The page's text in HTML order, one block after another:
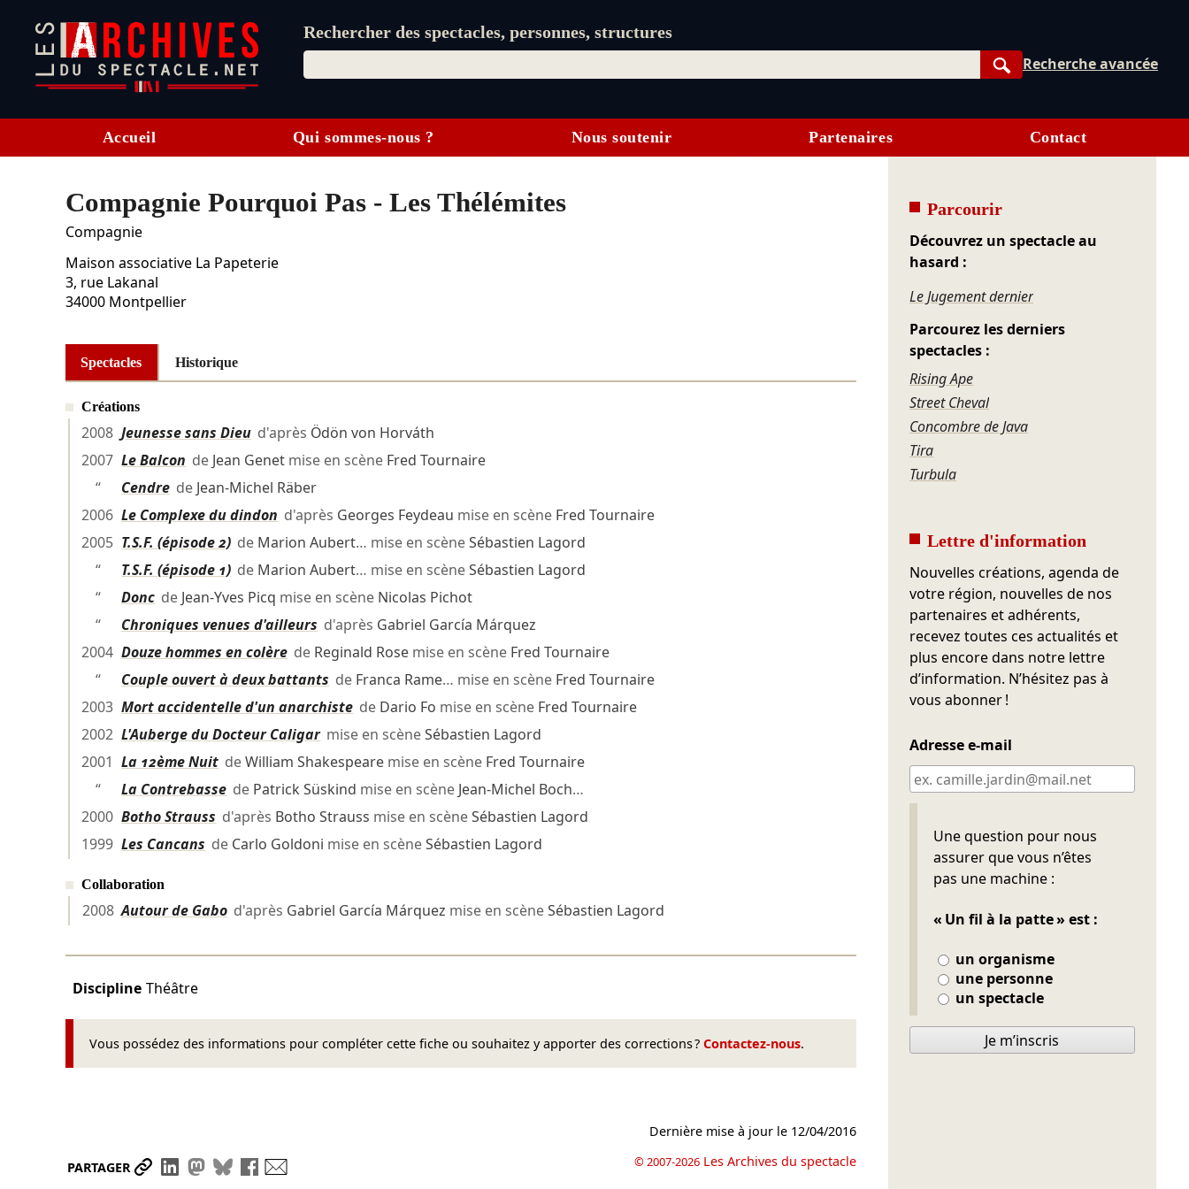
Rechercher des spectacles, personnes, structures
Rechercher
Recherche avancée
Accueil Qui sommes-nous ? Nous soutenir Partenaires Contact
Compagnie Pourquoi Pas - Les Thélémites
Compagnie
Maison associative La Papeterie
3, rue Lakanal
34000 Montpellier
Spectacles Historique
Créations
2008 Jeunesse sans Dieu d'après Ödön von Horváth
2007 Le Balcon de Jean Genet mise en scène Fred Tournaire
“
Cendre de Jean-Michel Räber
2006 Le Complexe du dindon d'après Georges Feydeau mise en scène Fred Tournaire
2005 T.S.F. (épisode 2) de Marion Aubert… mise en scèneSébastien Lagord
“
T.S.F. (épisode 1) de Marion Aubert… mise en scèneSébastien Lagord
“
Donc de Jean-Yves Picq mise en scène Nicolas Pichot
“
Chroniques venues d'ailleurs d'après Gabriel García Márquez
2004 Douze hommes en colère de Reginald Rose mise en scène Fred Tournaire
“
Couple ouvert à deux battants de Franca Rame… mise en scène Fred Tournaire
2003 Mort accidentelle d'un anarchiste de Dario Fo mise en scène Fred Tournaire
2002 L'Auberge du Docteur Caligarmise en scèneSébastien Lagord
2001 La 12ème Nuit deWilliam Shakespeare mise en scène Fred Tournaire
“
La Contrebasse de Patrick Süskind mise en scène Jean-Michel Boch…
2000 Botho Strauss d'après Botho Strauss mise en scèneSébastien Lagord
1999 Les Cancans de Carlo Goldoni mise en scèneSébastien Lagord
Collaboration
2008 Autour de Gabo d'après Gabriel García Márquez mise en scèneSébastien Lagord
Discipline Théâtre
Vous possédez des informations pour compléter cette fiche ou souhaitez y apporter des corrections ? Contactez-nous.
PARTAGER Partager le lien
Partager sur LinkedIn
Partager sur Mastodon
Partager sur Bluesky
Partager sur Facebook
Dernière mise à jour le 12/04/2016
© 2007-2026 Les Archives du spectacle
Parcourir
Découvrez un spectacle au
hasard :
Le Jugement dernier
Parcourez les derniers
spectacles :
Rising Ape
Street Cheval
Concombre de Java
Tira
Turbula
Lettre d'information
Nouvelles créations, agenda de
votre région, nouvelles de nos
partenaires et adhérents,
recevez toutes ces actualités et
plus encore dans notre lettre
d’information. N’hésitez pas à
vous abonner !
Adresse e-mail
Une question pour nous
assurer que vous n’êtes
pas une machine :
« Un fil à la patte » est :
un organisme
une personne
un spectacle
Ne pas remplir
Je m’inscris